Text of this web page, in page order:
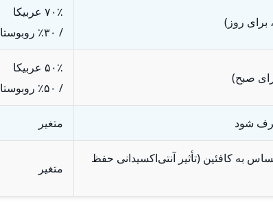
برای روز)
۷۰٪
عربیکا
/ ۳۰٪ روبوستا
صبح)
۵۰٪
عربیکا
/ ۵۰٪ روبوستا
شود متغیر
به کافئین (تأثیر آنتی‌اکسیدانی حفظ
متغیر